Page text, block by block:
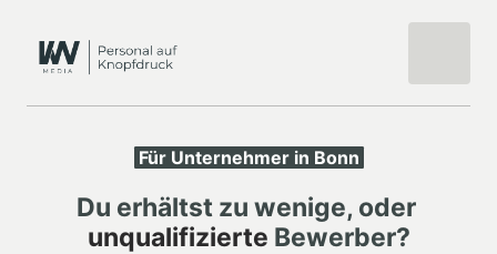
Für Unternehmer in Bonn
Du erhältst zu wenige, oder
unqualifizierte Bewerber?